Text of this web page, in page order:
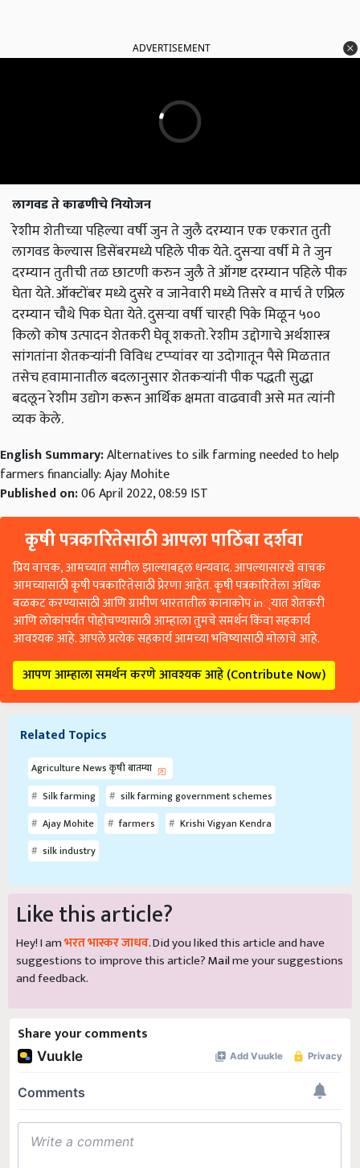
ADVERTISEMENT
लागवड ते काढणीचे नियोजन
रेशीम शेतीच्या पहिल्या वर्षी जुन ते जुलै दरम्यान एक एकरात तुती
लागवड केल्यास डिसेंबरमध्ये पहिले पीक येते. दुसऱ्या वर्षी मे ते जुन
दरम्यान तुतीची तळ छाटणी करुन जुलै ते ऑगष्ट दरम्यान पहिले पीक
घेता येते. ऑक्टोंबर मध्ये दुसरे व जानेवारी मध्ये तिसरे व मार्च ते एप्रिल
दरम्यान चौथे पिक घेता येते. दुसऱ्या वर्षी चारही पिके मिळून ५००
किलो कोष उत्पादन शेतकरी घेवू शकतो. रेशीम उद्दोगाचे अर्थशास्त्र
सांगतांना शेतकऱ्यांनी विविध टप्प्यांवर या उदोगातून पैसे मिळतात
तसेच हवामानातील बदलानुसार शेतकऱ्यांनी पीक पद्धती सुद्धा
बदलून रेशीम उद्योग करून आर्थिक क्षमता वाढवावी असे मत त्यांनी
व्यक केले.
English Summary:Alternatives to silk farming needed to help
farmers financially: Ajay Mohite
Published on:06 April 2022, 08:59 IST
कृषी पत्रकारितेसाठी आपला पाठिंबा दर्शवा
प्रिय वाचक, आमच्यात सामील झाल्याबद्दल धन्यवाद. आपल्यासारखे वाचक
आमच्यासाठी कृषी पत्रकारितेसाठी प्रेरणा आहेत. कृषी पत्रकारितेला अधिक
बळकट करण्यासाठी आणि ग्रामीण भारतातील कानाकोप in्यात शेतकरी
आणि लोकांपर्यंत पोहोचण्यासाठी आम्हाला तुमचे समर्थन किंवा सहकार्य
आवश्यक आहे. आपले प्रत्येक सहकार्य आमच्या भविष्यासाठी मोलाचे आहे.
आपण आम्हाला समर्थन करणे आवश्यक आहे (Contribute Now)
Related Topics
Agriculture News कृषी बातम्या
Silk farming
silk farming government schemes
Ajay Mohite
farmers
Krishi Vigyan Kendra
silk industry
Like this article?
Hey! I amभरत भास्कर जाधव. Did you liked this article and have
suggestions to improve this article?Mailme your suggestions
and feedback.
Share your comments